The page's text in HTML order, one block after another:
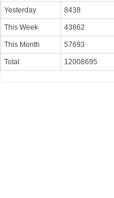
Yesterday 8438
This Week 43862
This Month 57693
Total 12008695